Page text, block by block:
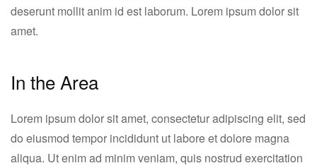
deserunt mollit anim id est laborum. Lorem ipsum dolor sit
amet.
In the Area
Lorem ipsum dolor sit amet, consectetur adipiscing elit, sed
do eiusmod tempor incididunt ut labore et dolore magna
aliqua. Ut enim ad minim veniam, quis nostrud exercitation